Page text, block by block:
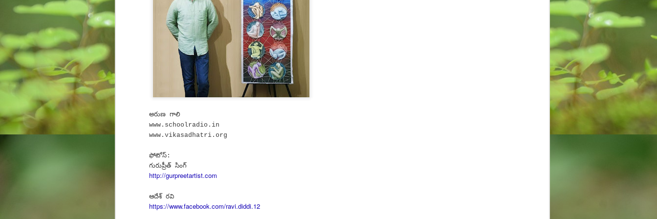
అరుణ గాలి
www.schoolradio.in
www.vikasadhatri.org
ఫోటోస్:
గురుప్రీత్ సింగ్
http://gurpreetartist.com
ఆదేశ్ రవి
https://www.facebook.com/ravi.diddi.12
paste, brush and water to clean our teeth.
JUN
26
Are you looking for Eco-friendly homes?
Do you know how Soil is playing an important role in maintaining
the Carbon balanced cycle on this earth? If you are not, let us
explore about our 'Soil'! it takes thousands of years to form soil. Big
rocks brake down into small pieces. Later they undergo physical,
biological, geological, and chemical process with the support of air and
water, they weather, and become soil. Soil is limited resource and is
creative side. Creativity is very crucial skill of 21 century. In the
process of creating stories, children and youth learn how to visualize,